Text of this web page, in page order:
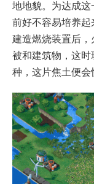
地地貌。为达成
前好不容易培养
建造燃烧装置后
被和建筑物，这
种，这片焦土便会